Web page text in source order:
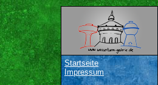
Startseite
Impressum